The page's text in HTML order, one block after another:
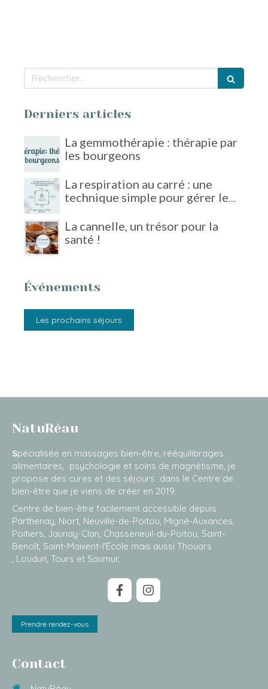
Rechercher
Derniers articles
La gemmothérapie : thérapie par
les bourgeons
La respiration au carré : une
technique simple pour gérer le
La cannelle, un trésor pour la
santé !
Événements
Les prochains séjours
NatuRéau
Spécialisée en massages bien-être, rééquilibrages
alimentaires, psychologie et soins de magnétisme, je
propose des cures et des séjours dans le Centre de
bien-être que je viens de créer en 2019.
Centre de bien-être facilement accessible depuis
Parthenay, Niort, Neuville-de-Poitou, Migné-Auxances,
Poitiers, Jaunay-Clan, Chasseneuil-du-Poitou, Saint-
Benoît, Saint-Maixent-l'École mais aussi Thouars
, Loudun, Tours et Saumur.
Prendre rendez-vous
Contact